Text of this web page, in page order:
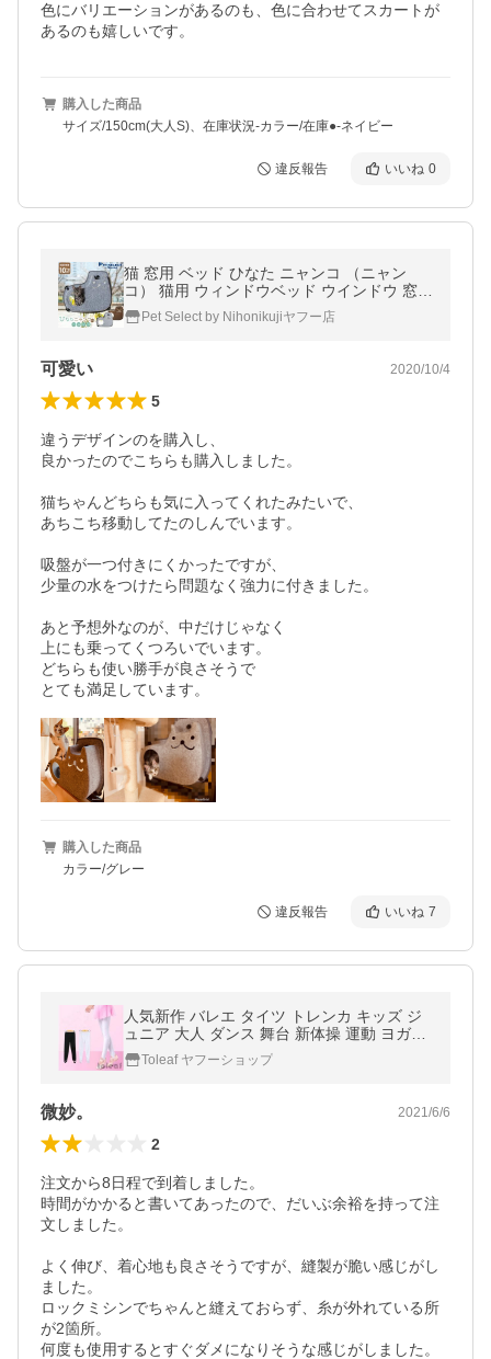
色にバリエーションがあるのも、色に合わせてスカートが
あるのも嬉しいです。
購入した商品
サイズ/150cm(大人S)、在庫状況-カラー/在庫●-ネイビー
違反報告 いいね 0
猫 窓用 ベッド ひなた ニャンコ （ニャン
コ） 猫用 ウィンドウベッド ウインドウ 窓
ねこ ベット キャットハンモック
Pet Select by Nihonikujiヤフー店
可愛い 2020/10/4
5
違うデザインのを購入し、
良かったのでこちらも購入しました。
猫ちゃんどちらも気に入ってくれたみたいで、
あちこち移動してたのしんでいます。
吸盤が一つ付きにくかったですが、
少量の水をつけたら問題なく強力に付きました。
あと予想外なのが、中だけじゃなく
上にも乗ってくつろいでいます。
どちらも使い勝手が良さそうで
とても満足しています。
購入した商品
カラー/グレー
違反報告 いいね 7
人気新作 バレエ タイツ トレンカ キッズ ジ
ュニア 大人 ダンス 舞台 新体操 運動 ヨガパ
ンツ ピラティス 女の子 レギパン 子供 ボト
ムスToleaf ヤフーショップ
微妙。 2021/6/6
2
注文から8日程で到着しました。
時間がかかると書いてあったので、だいぶ余裕を持って注
文しました。
よく伸び、着心地も良さそうですが、縫製が脆い感じがし
ました。
ロックミシンでちゃんと縫えておらず、糸が外れている所
が2箇所。
何度も使用するとすぐダメになりそうな感じがしました。